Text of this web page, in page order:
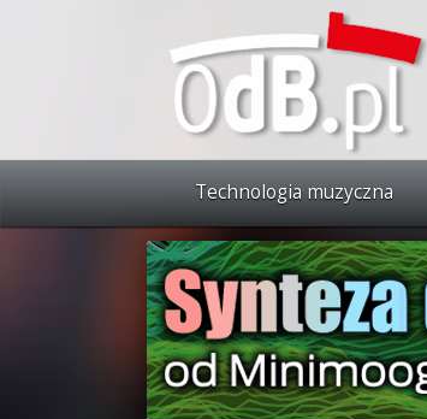
Technologia muzyczna